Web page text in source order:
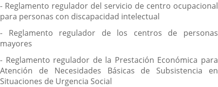
- Reglamento regulador del servicio de centro ocupacional
para personas con discapacidad intelectual
- Reglamento regulador de los centros de personas
mayores
- Reglamento regulador de la Prestación Económica para
Atención de Necesidades Básicas de Subsistencia en
Situaciones de Urgencia Social